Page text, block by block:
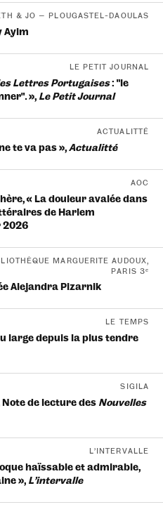
Ayim
& JO — PLOUGASTEL-DAOULAS
Lettres Portugaises: “le
», Le Petit Journal
LE PETIT JOURNAL
te va pas », Actualitté
ACTUALITTÉ
« La douleur avalée dans
de Harlem
2026
AOC
Alejandra Pizarnik
MARGUERITE AUDOUX,
PARIS 3ᵉ
large depuis la plus tendre
LE TEMPS
de lecture des Nouvelles
SIGILA
haïssable et admirable,
», L’intervalle
L’INTERVALLE